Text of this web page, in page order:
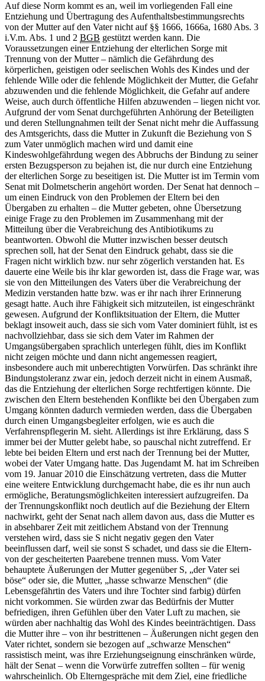
Auf diese Norm kommt es an, weil im vorliegenden Fall eine
Entziehung und Übertragung des Aufenthaltsbestimmungsrechts
von der Mutter auf den Vater nicht auf §§ 1666, 1666a, 1680 Abs. 3
i.V.m. Abs. 1 und 2 BGB gestützt werden kann. Die
Voraussetzungen einer Entziehung der elterlichen Sorge mit
Trennung von der Mutter – nämlich die Gefährdung des
körperlichen, geistigen oder seelischen Wohls des Kindes und der
fehlende Wille oder die fehlende Möglichkeit der Mutter, die Gefahr
abzuwenden und die fehlende Möglichkeit, die Gefahr auf andere
Weise, auch durch öffentliche Hilfen abzuwenden – liegen nicht vor.
Aufgrund der vom Senat durchgeführten Anhörung der Beteiligten
und deren Stellungnahmen teilt der Senat nicht mehr die Auffassung
des Amtsgerichts, dass die Mutter in Zukunft die Beziehung von S
zum Vater unmöglich machen wird und damit eine
Kindeswohlgefährdung wegen des Abbruchs der Bindung zu seiner
ersten Bezugsperson zu bejahen ist, die nur durch eine Entziehung
der elterlichen Sorge zu beseitigen ist. Die Mutter ist im Termin vom
Senat mit Dolmetscherin angehört worden. Der Senat hat dennoch –
um einen Eindruck von den Problemen der Eltern bei den
Übergaben zu erhalten – die Mutter gebeten, ohne Übersetzung
einige Frage zu den Problemen im Zusammenhang mit der
Mitteilung über die Verabreichung des Antibiotikums zu
beantworten. Obwohl die Mutter inzwischen besser deutsch
sprechen soll, hat der Senat den Eindruck gehabt, dass sie die
Fragen nicht wirklich bzw. nur sehr zögerlich verstanden hat. Es
dauerte eine Weile bis ihr klar geworden ist, dass die Frage war, was
sie von den Mitteilungen des Vaters über die Verabreichung der
Medizin verstanden hatte bzw. was er ihr nach ihrer Erinnerung
gesagt hatte. Auch ihre Fähigkeit sich mitzuteilen, ist eingeschränkt
gewesen. Aufgrund der Konfliktsituation der Eltern, die Mutter
beklagt insoweit auch, dass sie sich vom Vater dominiert fühlt, ist es
nachvollziehbar, dass sie sich dem Vater im Rahmen der
Umgangsübergaben sprachlich unterlegen fühlt, dies im Konflikt
nicht zeigen möchte und dann nicht angemessen reagiert,
insbesondere auch mit unberechtigten Vorwürfen. Das schränkt ihre
Bindungstoleranz zwar ein, jedoch derzeit nicht in einem Ausmaß,
das die Entziehung der elterlichen Sorge rechtfertigen könnte. Die
zwischen den Eltern bestehenden Konflikte bei den Übergaben zum
Umgang könnten dadurch vermieden werden, dass die Übergaben
durch einen Umgangsbegleiter erfolgen, wie es auch die
Verfahrenspflegerin M. sieht. Allerdings ist ihre Erklärung, dass S
immer bei der Mutter gelebt habe, so pauschal nicht zutreffend. Er
lebte bei beiden Eltern und erst nach der Trennung bei der Mutter,
wobei der Vater Umgang hatte. Das Jugendamt M. hat im Schreiben
vom 19. Januar 2010 die Einschätzung vertreten, dass die Mutter
eine weitere Entwicklung durchgemacht habe, die es ihr nun auch
ermögliche, Beratungsmöglichkeiten interessiert aufzugreifen. Da
der Trennungskonflikt noch deutlich auf die Beziehung der Eltern
nachwirkt, geht der Senat nach allem davon aus, dass die Mutter es
in absehbarer Zeit mit zeitlichem Abstand von der Trennung
verstehen wird, dass sie S nicht negativ gegen den Vater
beeinflussen darf, weil sie sonst S schadet, und dass sie die Eltern-
von der gescheiterten Paarebene trennen muss. Vom Vater
behauptete Äußerungen der Mutter gegenüber S, „der Vater sei
böse“ oder sie, die Mutter, „hasse schwarze Menschen“ (die
Lebensgefährtin des Vaters und ihre Tochter sind farbig) dürfen
nicht vorkommen. Sie würden zwar das Bedürfnis der Mutter
befriedigen, ihren Gefühlen über den Vater Luft zu machen, sie
würden aber nachhaltig das Wohl des Kindes beeinträchtigen. Dass
die Mutter ihre – von ihr bestrittenen – Äußerungen nicht gegen den
Vater richtet, sondern sie bezogen auf „schwarze Menschen“
rassistisch meint, was ihre Erziehungseignung einschränken würde,
hält der Senat – wenn die Vorwürfe zutreffen sollten – für wenig
wahrscheinlich. Ob Elterngespräche mit dem Ziel, eine friedliche